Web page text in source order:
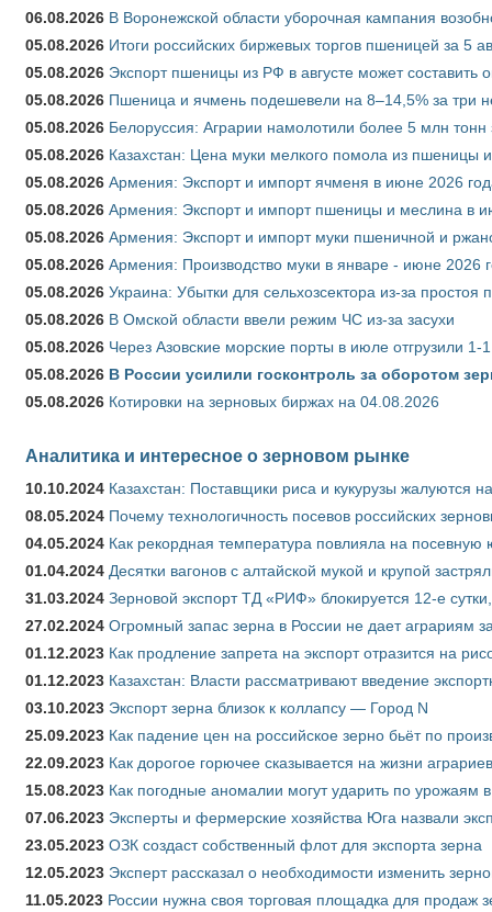
06.08.2026 В Воронежской области уборочная кампания
05.08.2026 Итоги российских биржевых торгов пшеницей за 5
05.08.2026 Экспорт пшеницы из РФ в августе может составить
05.08.2026 Пшеница и ячмень подешевели на 8–14,5% за три
05.08.2026 Белоруссия: Аграрии намолотили более 5 млн тонн
05.08.2026 Казахстан: Цена муки мелкого помола из пшеницы
05.08.2026 Армения: Экспорт и импорт ячменя в июне 2026
05.08.2026 Армения: Экспорт и импорт пшеницы и меслина в
05.08.2026 Армения: Экспорт и импорт муки пшеничной и
05.08.2026 Армения: Производство муки в январе - июне 2026
05.08.2026 Украина: Убытки для сельхозсектора из-за простоя
05.08.2026 В Омской области ввели режим ЧС из-за засухи
05.08.2026 Через Азовские морские порты в июле отгрузили
05.08.2026 В России усилили госконтроль за оборотом
05.08.2026 Котировки на зерновых биржах на 04.08.2026
Аналитика и интересное о зерновом рынке
10.10.2024 Казахстан: Поставщики риса и кукурузы жалуются
08.05.2024 Почему технологичность посевов российских
04.05.2024 Как рекордная температура повлияла на
01.04.2024 Десятки вагонов с алтайской мукой и крупой
31.03.2024 Зерновой экспорт ТД «РИФ» блокируется 12-е
27.02.2024 Огромный запас зерна в России не дает аграриям
01.12.2023 Как продление запрета на экспорт отразится на
01.12.2023 Казахстан: Власти рассматривают введение
03.10.2023 Экспорт зерна близок к коллапсу — Город N
25.09.2023 Как падение цен на российское зерно бьёт по
22.09.2023 Как дорогое горючее сказывается на жизни аграриев
15.08.2023 Как погодные аномалии могут ударить по урожаям
07.06.2023 Эксперты и фермерские хозяйства Юга назвали
23.05.2023 ОЗК создаст собственный флот для экспорта зерна
12.05.2023 Эксперт рассказал о необходимости изменить
11.05.2023 России нужна своя торговая площадка для продаж